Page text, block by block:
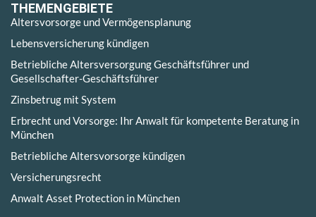
THEMENGEBIETE
Altersvorsorge und Vermögensplanung
Lebensversicherung kündigen
Betriebliche Altersversorgung Geschäftsführer und
Gesellschafter-Geschäftsführer
Zinsbetrug mit System
Erbrecht und Vorsorge: Ihr Anwalt für kompetente Beratung in
München
Betriebliche Altersvorsorge kündigen
Versicherungsrecht
Anwalt Asset Protection in München